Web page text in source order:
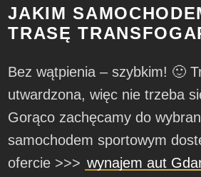
JAKIM
TRASĘ
Bez wątpienia – szybkim! 🙂
utwardzona, więc nie trzeba
Gorąco zachęcamy do
samochodem sportowym
ofercie >>> wynajem aut